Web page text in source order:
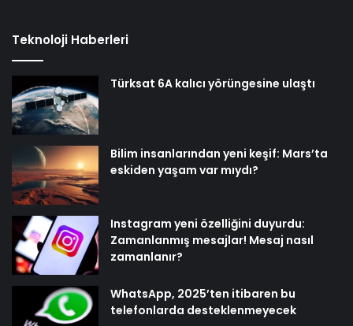
Teknoloji Haberleri
Türksat 6A kalıcı yörüngesine ulaştı
Bilim insanlarından yeni keşif: Mars’ta
eskiden yaşam var mıydı?
Instagram yeni özelliğini duyurdu:
Zamanlanmış mesajlar! Mesaj nasıl
zamanlanır?
WhatsApp, 2025’ten itibaren bu
telefonlarda desteklenmeyecek